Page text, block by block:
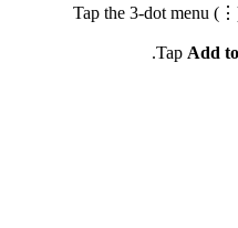
Tap the 3-dot menu
Tap Add
.